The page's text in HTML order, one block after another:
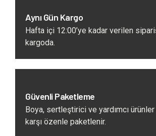
Aynı Gün Kargo
Hafta içi 12:00’ye kadar verilen
kargoda.
Güvenli Paketleme
Boya, sertleştirici ve yardımcı
karşı özenle paketlenir.